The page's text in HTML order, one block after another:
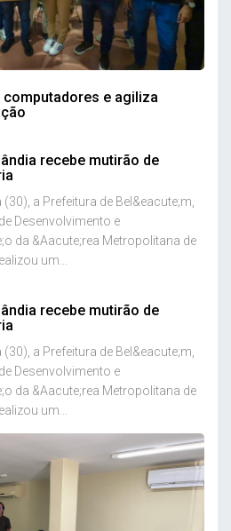
e agiliza
recebe mutirão de
a Prefeitura de Bel&eacute;m,
Desenvolvimento e
da &Aacute;rea Metropolitana de
um...
recebe mutirão de
a Prefeitura de Bel&eacute;m,
Desenvolvimento e
da &Aacute;rea Metropolitana de
um...